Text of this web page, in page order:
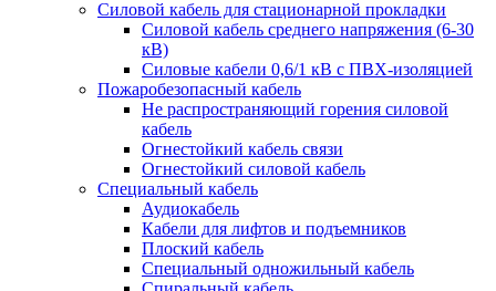
Силовой кабель для стационарной прокладки
Силовой кабель среднего напряжения (6-30
кВ)
Силовые кабели 0,6/1 кВ с ПВХ-изоляцией
Пожаробезопасный кабель
Не распространяющий горения силовой
кабель
Огнестойкий кабель связи
Огнестойкий силовой кабель
Специальный кабель
Аудиокабель
Кабели для лифтов и подъемников
Плоский кабель
Специальный одножильный кабель